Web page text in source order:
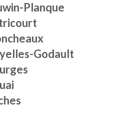
Planque
Godault